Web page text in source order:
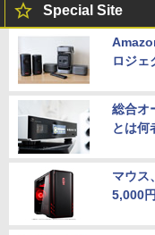
Special Site
ロジェ
総合オ
とは何
マウス
5,000